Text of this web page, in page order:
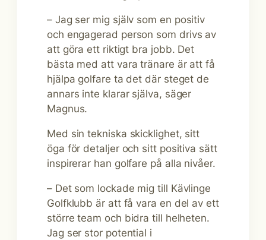
– Jag ser mig själv som en positiv
och engagerad person som drivs av
att göra ett riktigt bra jobb. Det
bästa med att vara tränare är att få
hjälpa golfare ta det där steget de
annars inte klarar själva, säger
Magnus.
Med sin tekniska skicklighet, sitt
öga för detaljer och sitt positiva sätt
inspirerar han golfare på alla nivåer.
– Det som lockade mig till Kävlinge
Golfklubb är att få vara en del av ett
större team och bidra till helheten.
Jag ser stor potential i